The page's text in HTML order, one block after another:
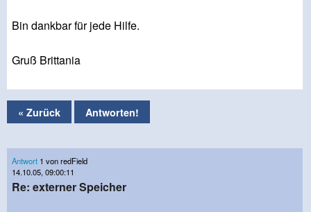
Bin dankbar für jede Hilfe.
Gruß Brittania
« Zurück Antworten!
Antwort 1 von redField
14.10.05, 09:00:11
Re: externer Speicher